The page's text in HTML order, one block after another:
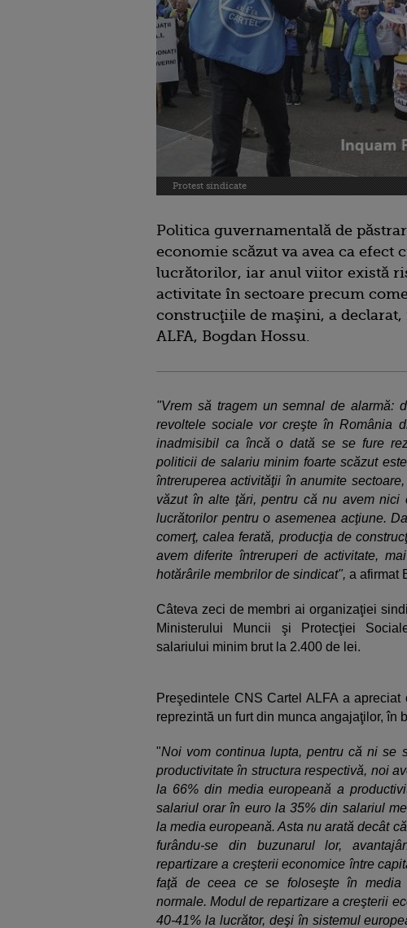
Protest sindicate
Politica guvernamentală de
economie scăzut va avea ca efect
lucrătorilor, iar anul viitor există
activitate în sectoare precum
construcţiile de maşini, a
ALFA, Bogdan Hossu.
"Vrem să tragem un semnal de alarmă:
revoltele sociale vor creşte în România
inadmisibil ca încă o dată se se fure
politicii de salariu minim foarte scăzut
întreruperea activităţii în anumite
văzut în alte ţări, pentru că nu avem nici
lucrătorilor pentru o asemenea acţiune.
comerţ, calea ferată, producţia de
avem diferite întreruperi de activitate,
hotărârile membrilor de sindicat", a afirmat
Câteva zeci de membri ai organizaţiei
Ministerului Muncii şi Protecţiei
salariului minim brut la 2.400 de lei.
Preşedintele CNS Cartel ALFA a
reprezintă un furt din munca angajaţilor, în
"Noi vom continua lupta, pentru că ni se
productivitate în structura respectivă, noi
la 66% din media europeană a
salariul orar în euro la 35% din salariul
la media europeană. Asta nu arată decât
furându-se din buzunarul lor,
repartizare a creşterii economice între
faţă de ceea ce se foloseşte în media
normale. Modul de repartizare a creşterii
40-41% la lucrător, deşi în sistemul